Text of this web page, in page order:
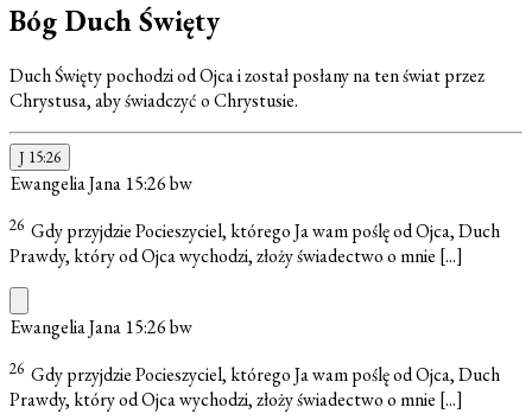
Bóg Duch Święty
Duch Święty pochodzi od Ojca i został posłany na ten świat przez
Chrystusa, aby świadczyć o Chrystusie.
J 15:26
Ewangelia Jana 15:26bw
26 Gdy przyjdzie Pocieszyciel, którego Ja wam poślę od Ojca, Duch
Prawdy, który od Ojca wychodzi, złoży świadectwo o mnie [...]
Ewangelia Jana 15:26bw
26 Gdy przyjdzie Pocieszyciel, którego Ja wam poślę od Ojca, Duch
Prawdy, który od Ojca wychodzi, złoży świadectwo o mnie [...]